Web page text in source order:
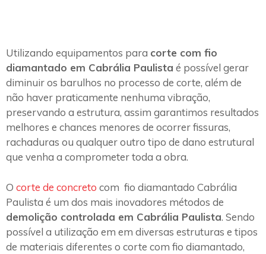
Utilizando equipamentos para corte com fio
diamantado em Cabrália Paulista é possível gerar
diminuir os barulhos no processo de corte, além de
não haver praticamente nenhuma vibração,
preservando a estrutura, assim garantimos resultados
melhores e chances menores de ocorrer fissuras,
rachaduras ou qualquer outro tipo de dano estrutural
que venha a comprometer toda a obra.
O corte de concreto com fio diamantado Cabrália
Paulista é um dos mais inovadores métodos de
demolição controlada em Cabrália Paulista. Sendo
possível a utilização em em diversas estruturas e tipos
de materiais diferentes o corte com fio diamantado,